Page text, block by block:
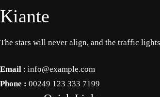
Kiante
The stars will never align, and the traffic
Email : info@example.com
Phone : 00249 123 333 7199